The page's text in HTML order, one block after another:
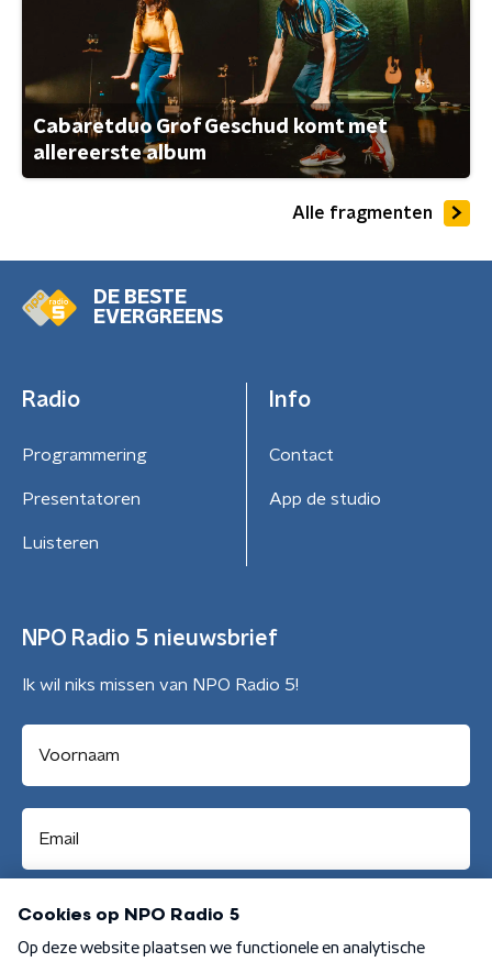
Cabaretduo Grof Geschud komt met
allereerste album
Alle fragmenten
DE BESTE
EVERGREENS
Radio
Programmering
Presentatoren
Luisteren
Info
Contact
App de studio
NPO Radio 5 nieuwsbrief
Ik wil niks missen van NPO Radio 5!
Aanmelden